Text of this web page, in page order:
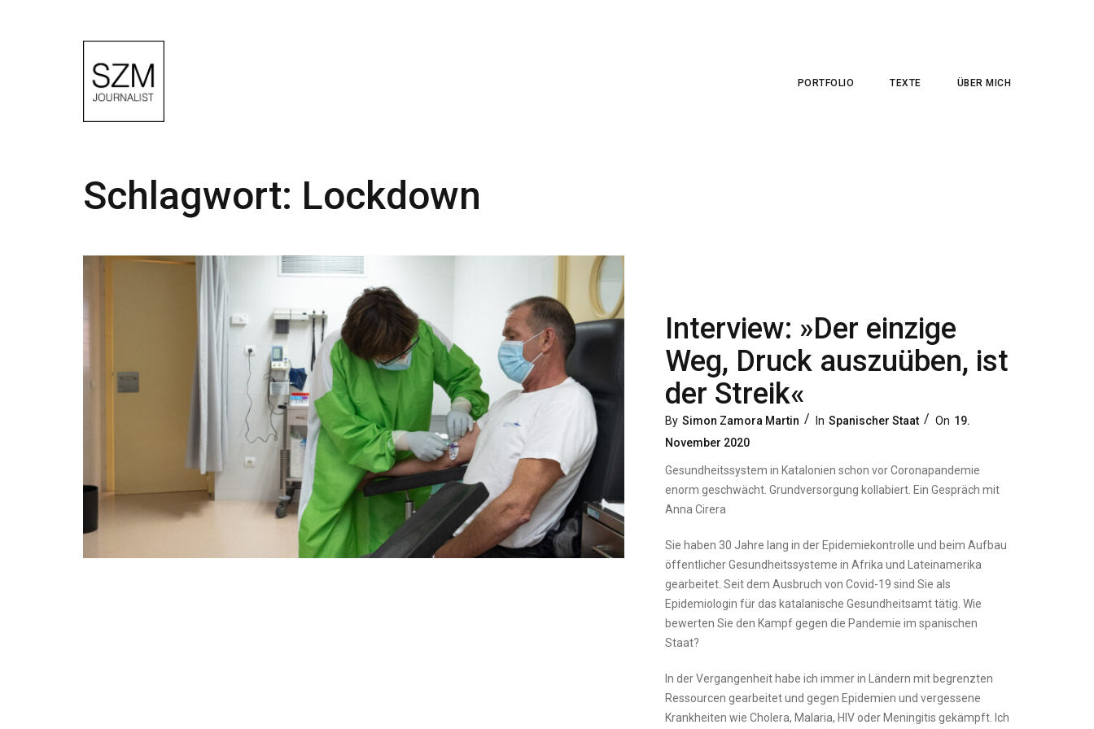
PORTFOLIO TEXTE ÜBER MICH
Schlagwort: Lockdown
Interview: »Der einzige
Weg, Druck auszuüben, ist
der Streik«
By Simon Zamora Martin Categories
In Spanischer Staat
Posted
On 19.
November 2020
Gesundheitssystem in Katalonien schon vor Coronapandemie
enorm geschwächt. Grundversorgung kollabiert. Ein Gespräch mit
Anna Cirera
Sie haben 30 Jahre lang in der Epidemiekontrolle und beim Aufbau
öffentlicher Gesundheitssysteme in Afrika und Lateinamerika
gearbeitet. Seit dem Ausbruch von Covid-19 sind Sie als
Epidemiologin für das katalanische Gesundheitsamt tätig. Wie
bewerten Sie den Kampf gegen die Pandemie im spanischen
Staat?
In der Vergangenheit habe ich immer in Ländern mit begrenzten
Ressourcen gearbeitet und gegen Epidemien und vergessene
Krankheiten wie Cholera, Malaria, HIV oder Meningitis gekämpft. Ich